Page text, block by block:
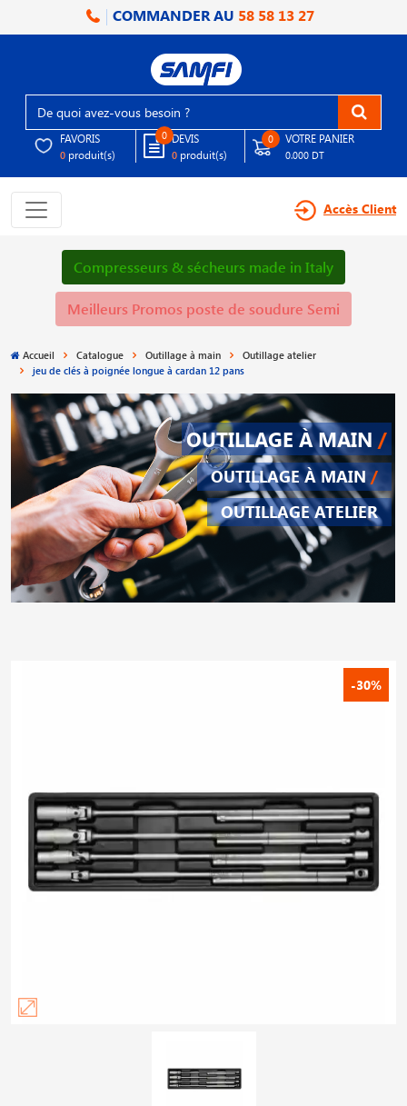
COMMANDER AU 58 58 13 27
FAVORIS
0 produit(s)
0 DEVIS
0 produit(s)
0 VOTRE PANIER
0.000 DT
Accès Client
Compresseurs & sécheurs made in Italy
Meilleurs Promos poste de soudure Semi
Accueil Catalogue Outillage à main
Outillage atelier
jeu de clés à poignée longue à cardan 12 pans
OUTILLAGE À MAIN /
OUTILLAGE À MAIN /
OUTILLAGE ATELIER
-30%